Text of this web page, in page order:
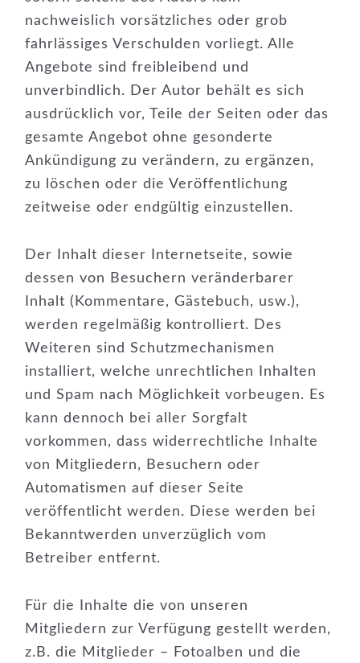
nachweislich vorsätzliches oder grob
fahrlässiges Verschulden vorliegt. Alle
Angebote sind freibleibend und
unverbindlich. Der Autor behält es sich
ausdrücklich vor, Teile der Seiten oder das
gesamte Angebot ohne gesonderte
Ankündigung zu verändern, zu ergänzen,
zu löschen oder die Veröffentlichung
zeitweise oder endgültig einzustellen.
Der Inhalt dieser Internetseite, sowie
dessen von Besuchern veränderbarer
Inhalt (Kommentare, Gästebuch, usw.),
werden regelmäßig kontrolliert. Des
Weiteren sind Schutzmechanismen
installiert, welche unrechtlichen Inhalten
und Spam nach Möglichkeit vorbeugen. Es
kann dennoch bei aller Sorgfalt
vorkommen, dass widerrechtliche Inhalte
von Mitgliedern, Besuchern oder
Automatismen auf dieser Seite
veröffentlicht werden. Diese werden bei
Bekanntwerden unverzüglich vom
Betreiber entfernt.
Für die Inhalte die von unseren
Mitgliedern zur Verfügung gestellt werden,
z.B. die Mitglieder – Fotoalben und die